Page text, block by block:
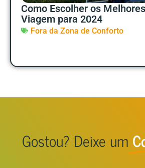
Como Escolher os
Viagem para 2024
Fora da Zona de Conforto
Gostou? Deixe um